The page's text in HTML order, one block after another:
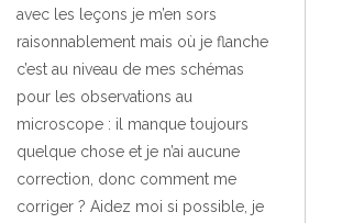
avec les leçons je m’en sors
raisonnablement mais où je flanche
c’est au niveau de mes schémas
pour les observations au
microscope : il manque toujours
quelque chose et je n’ai aucune
correction, donc comment me
corriger ? Aidez moi si possible, je